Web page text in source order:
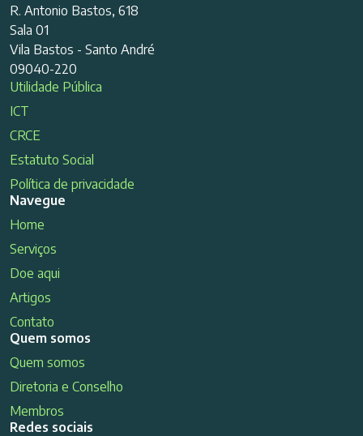
R. Antonio Bastos, 618
Sala 01
Vila Bastos - Santo André
09040-220
Utilidade Pública
ICT
CRCE
Estatuto Social
Política de privacidade
Navegue
Home
Serviços
Doe aqui
Artigos
Contato
Quem somos
Quem somos
Diretoria e Conselho
Membros
Redes sociais